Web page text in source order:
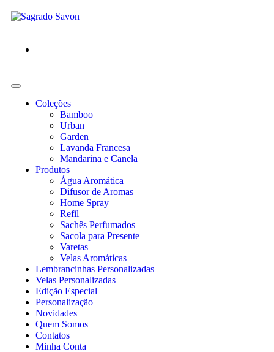
Coleções
Bamboo
Urban
Garden
Lavanda Francesa
Mandarina e Canela
Produtos
Água Aromática
Difusor de Aromas
Home Spray
Refil
Sachês Perfumados
Sacola para Presente
Varetas
Velas Aromáticas
Lembrancinhas Personalizadas
Velas Personalizadas
Edição Especial
Personalização
Novidades
Quem Somos
Contatos
Minha Conta